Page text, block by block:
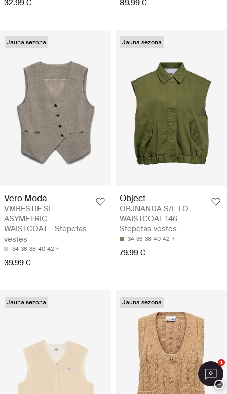
32.99 € 89.99 €
Jauna sezona
Vero Moda
VMBESTIE SL
ASYMETRIC
WAISTCOAT - Stepētas
vestes
34 36 38 40 42
39.99 €
Jauna sezona
Object
OBJNANDA S/L LO
WAISTCOAT 146 -
Stepētas vestes
34 36 38 40 42
79.99 €
Jauna sezona Jauna sezona
1
−